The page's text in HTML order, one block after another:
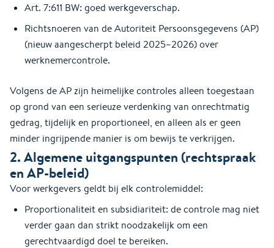
Art. 7:611 BW: goed werkgeverschap.
Richtsnoeren van de Autoriteit Persoonsgegevens (AP)
(nieuw aangescherpt beleid 2025–2026) over
werknemercontrole.
Volgens de AP zijn heimelijke controles alleen toegestaan
op grond van een serieuze verdenking van onrechtmatig
gedrag, tijdelijk en proportioneel, en alleen als er geen
minder ingrijpende manier is om bewijs te verkrijgen.
2. Algemene uitgangspunten (rechtspraak
en AP-beleid)
Voor werkgevers geldt bij elk controlemiddel:
Proportionaliteit en subsidiariteit: de controle mag niet
verder gaan dan strikt noodzakelijk om een
gerechtvaardigd doel te bereiken.